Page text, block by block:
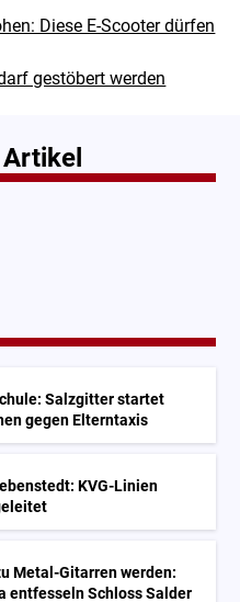
Diese E-Scooter dürfen
gestöbert werden
Salzgitter startet
gegen Elterntaxis
KVG-Linien
Metal-Gitarren werden:
entfesseln Schloss Salder